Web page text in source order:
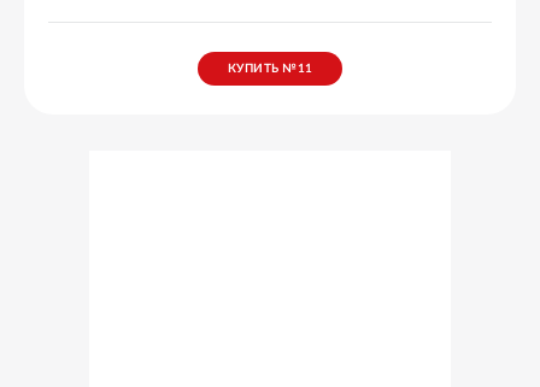
КУПИТЬ №11